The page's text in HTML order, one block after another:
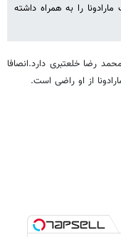
را به همراه داشته
رضا خلعتبری دارد.انصافا
از او راضی است.